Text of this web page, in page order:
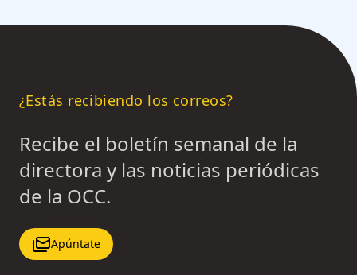
¿Estás recibiendo los correos?
Recibe el boletín semanal de la
directora y las noticias periódicas
de la OCC.
Apúntate